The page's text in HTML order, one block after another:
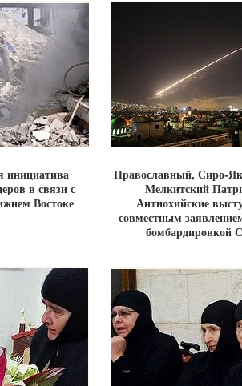
инициатива
в связи с
Востоке
Православный, Сиро-
Мелкитский
Антиохийские
совместным
бомбардировкой